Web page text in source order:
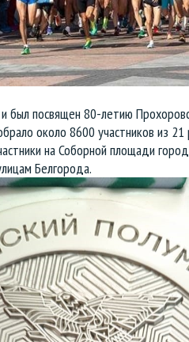
был посвящен 80-летию
около 8600 участников из 21
на Соборной площади
Белгорода.